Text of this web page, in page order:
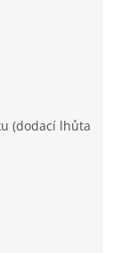
(dodací lhůta